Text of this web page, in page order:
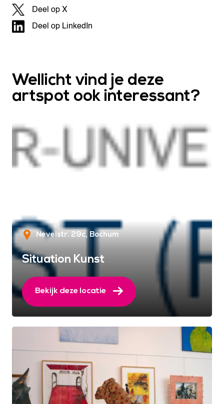
Deel op X
Deel op LinkedIn
Wellicht vind je deze
artspot ook interessant?
Nevelstr. 29c Bochum
Situation Kunst
Bekijk deze locatie